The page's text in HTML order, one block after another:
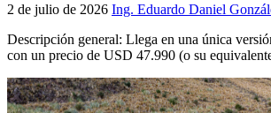
2 de julio de 2026 Ing. Eduardo Daniel
Descripción general: Llega en una única
con un precio de USD 47.990 (o su